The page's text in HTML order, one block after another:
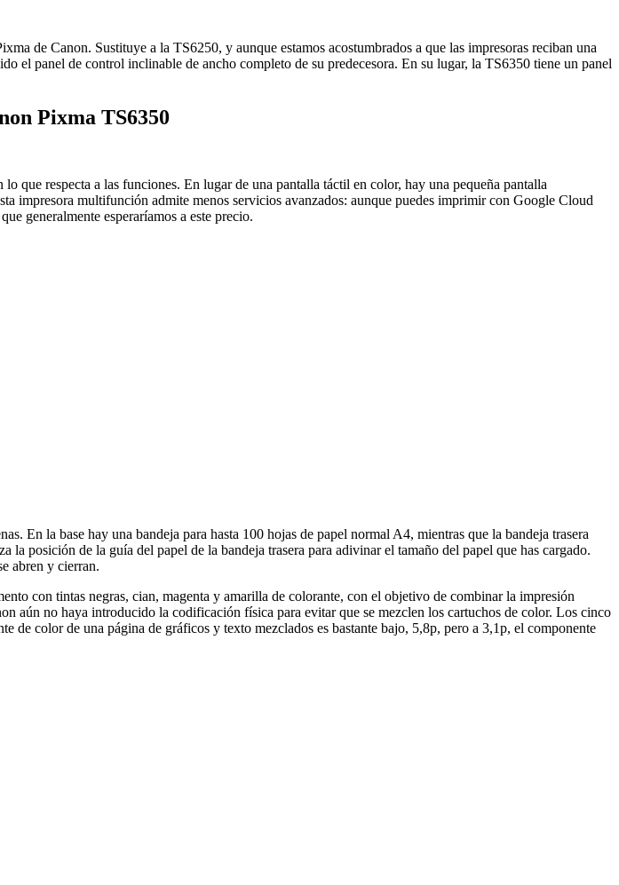
de Canon. Sustituye a la TS6250, y aunque estamos acostumbrados a que las impresoras reciban una
el panel de control inclinable de ancho completo de su predecesora. En su lugar, la TS6350 tiene un panel
Pixma TS6350
que respecta a las funciones. En lugar de una pantalla táctil en color, hay una pequeña pantalla
impresora multifunción admite menos servicios avanzados: aunque puedes imprimir con Google Cloud
generalmente esperaríamos a este precio.
En la base hay una bandeja para hasta 100 hojas de papel normal A4, mientras que la bandeja trasera
posición de la guía del papel de la bandeja trasera para adivinar el tamaño del papel que has cargado.
abren y cierran.
con tintas negras, cian, magenta y amarilla de colorante, con el objetivo de combinar la impresión
aún no haya introducido la codificación física para evitar que se mezclen los cartuchos de color. Los cinco
color de una página de gráficos y texto mezclados es bastante bajo, 5,8p, pero a 3,1p, el componente